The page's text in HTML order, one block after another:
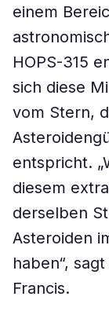
einem
HOPS-315
sich diese
vom Stern,
entspricht.
diesem
derselben
Asteroiden
haben“,
Francis.